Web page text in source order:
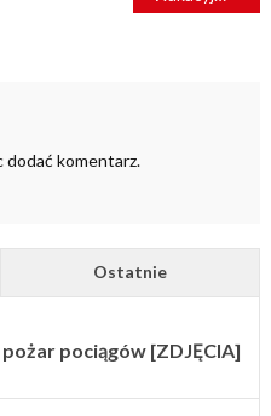
dodać komentarz.
Ostatnie
pociągów [ZDJĘCIA]